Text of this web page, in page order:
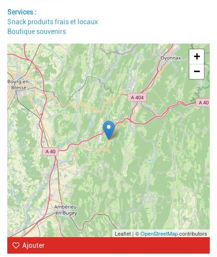
Services
Snack produits frais et locaux
Boutique souvenirs
Geolocalisation
+
−
Leaflet | ©OpenStreetMapcontributors
Ajouter